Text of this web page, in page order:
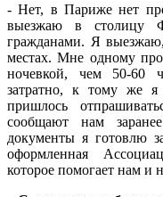
- Нет, в Париже нет
выезжаю в столицу
гражданами. Я
местах. Мне одному
ночевкой, чем 50-60
затратно, к тому же
пришлось
сообщают нам
документы я готовлю
оформленная
которое помогает нам и